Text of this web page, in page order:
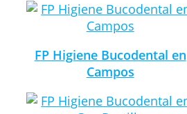
FP Higiene Bucodental en
Campos